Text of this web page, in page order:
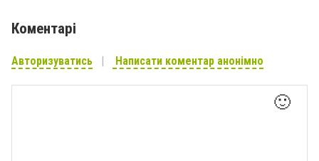
Коментарі
Авторизуватись Написати коментар анонімно
🙂